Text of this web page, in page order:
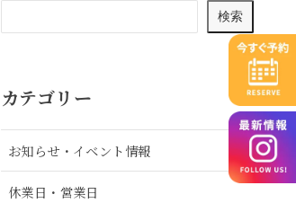
検索
カテゴリー
お知らせ・イベント情報
休業日・営業日